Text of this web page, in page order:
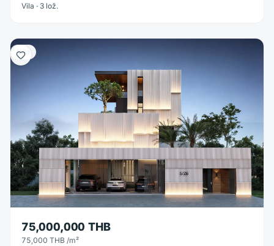
Vila · 3 lož.
Vila
75,000,000 THB
75,000 THB /m²